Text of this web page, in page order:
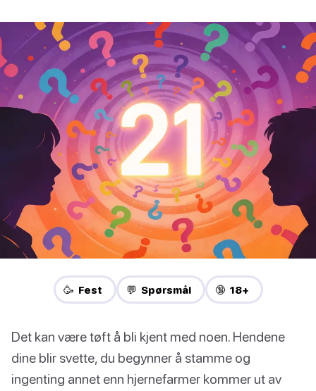
🥳 Fest 💬 Spørsmål 🔞 18+
Det kan være tøft å bli kjent med noen. Hendene
dine blir svette, du begynner å stamme og
ingenting annet enn hjernefarmer kommer ut av